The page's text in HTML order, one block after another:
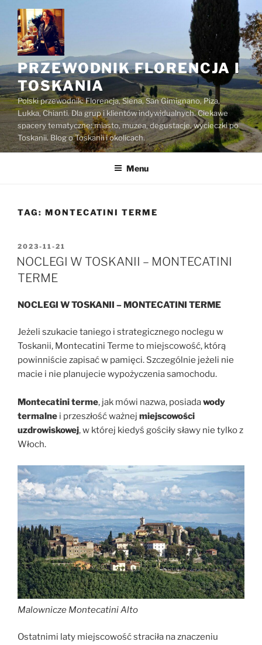
Przejdź
treści
PRZEWODNIK FLORENCJA I
TOSKANIA
Polski przewodnik: Florencja, Siena, San Gimignano, Piza,
Lukka, Chianti. Dla grup i klientów indywidualnych. Ciekawe
spacery tematyczne: miasto, muzea, degustacje, wycieczki po
Toskanii. Blog o Toskanii i okolicach.
Menu
TAG: MONTECATINI TERME
OPUBLIKOWANE
W
2023-11-21
NOCLEGI W TOSKANII – MONTECATINI
TERME
NOCLEGI W TOSKANII – MONTECATINI TERME
Jeżeli szukacie taniego i strategicznego noclegu w
Toskanii, Montecatini Terme to miejscowość, którą
powinniście zapisać w pamięci. Szczególnie jeżeli nie
macie i nie planujecie wypożyczenia samochodu.
Montecatini terme, jak mówi nazwa, posiadawody
termalne i przeszłość ważnej miejscowości
uzdrowiskowej, w której kiedyś gościły sławy nie tylko z
Włoch.
Malownicze Montecatini Alto
Ostatnimi laty miejscowość straciła na znaczeniu